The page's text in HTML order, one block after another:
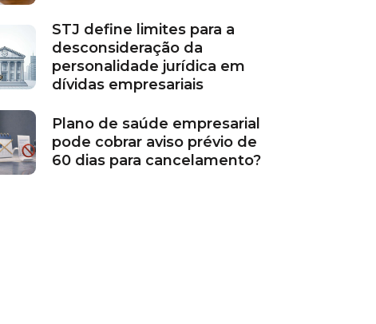
STJ define limites para a
desconsideração da
personalidade jurídica em
dívidas empresariais
Plano de saúde empresarial
pode cobrar aviso prévio de
60 dias para cancelamento?